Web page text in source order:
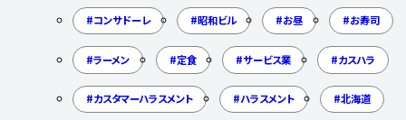
コンサドーレ 昭和ビル お昼 お寿司
ラーメン 定食 サービス業 カスハラ
カスタマーハラスメント ハラスメント 北海道